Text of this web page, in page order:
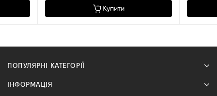
Купити
ПОПУЛЯРНІ КАТЕГОРІЇ
ІНФОРМАЦІЯ